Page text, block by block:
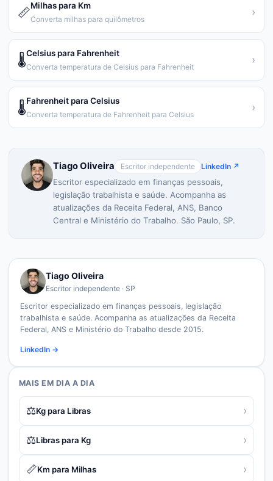
📏Milhas para Km
Converta milhas para quilômetros
›
🌡️Celsius para Fahrenheit
Converta temperatura de Celsius para Fahrenheit
›
🌡️Fahrenheit para Celsius
Converta temperatura de Fahrenheit para Celsius
›
Tiago Oliveira Escritor independente LinkedIn ↗
Escritor especializado em finanças pessoais,
legislação trabalhista e saúde. Acompanha as
atualizações da Receita Federal, ANS, Banco
Central e Ministério do Trabalho. São Paulo, SP.
Tiago Oliveira
Escritor independente · SP
Escritor especializado em finanças pessoais, legislação
trabalhista e saúde. Acompanha as atualizações da Receita
Federal, ANS e Ministério do Trabalho desde 2015.
LinkedIn →
MAIS EM DIA A DIA
⚖️Kg para Libras ›
⚖️Libras para Kg ›
📏Km para Milhas ›